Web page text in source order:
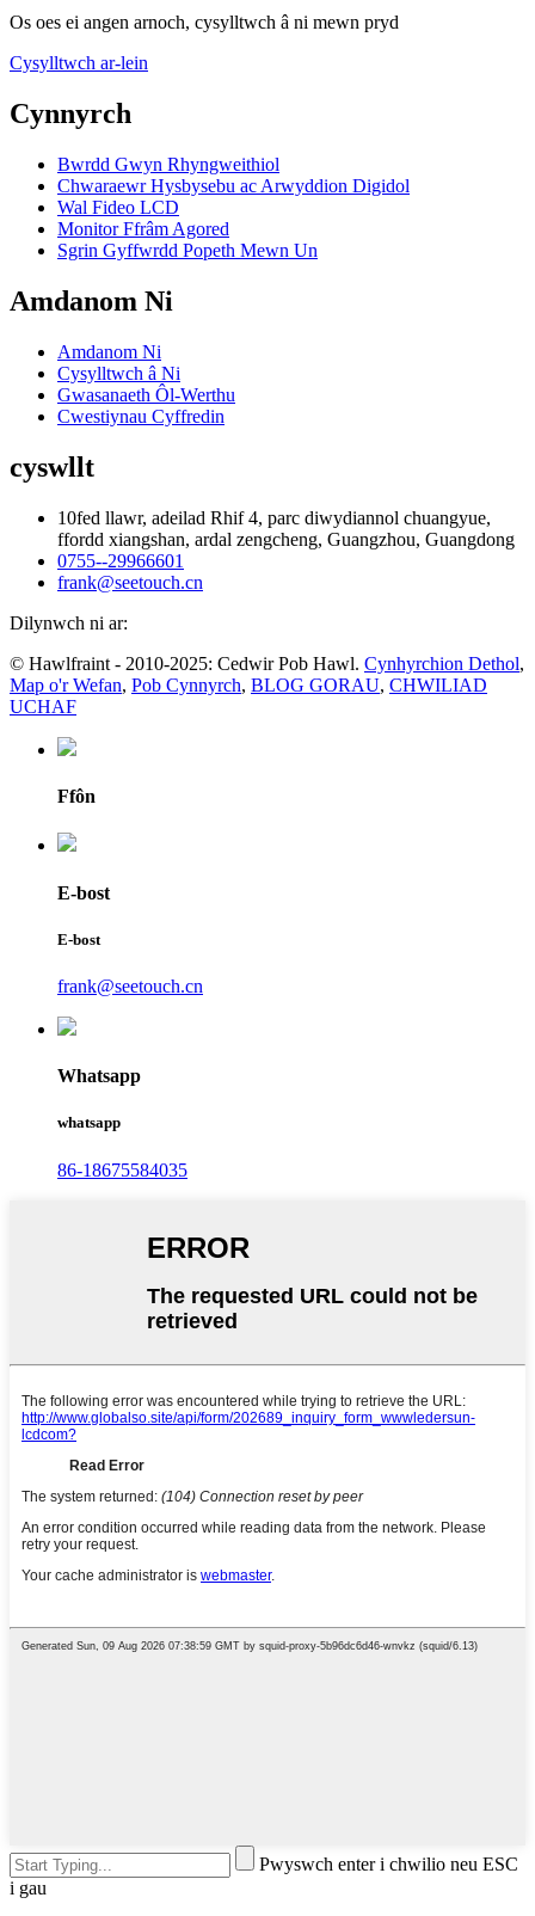
Os oes ei angen arnoch, cysylltwch â ni mewn pryd
Cysylltwch ar-lein
Cynnyrch
Bwrdd Gwyn Rhyngweithiol
Chwaraewr Hysbysebu ac Arwyddion Digidol
Wal Fideo LCD
Monitor Ffrâm Agored
Sgrin Gyffwrdd Popeth Mewn Un
Amdanom Ni
Amdanom Ni
Cysylltwch â Ni
Gwasanaeth Ôl-Werthu
Cwestiynau Cyffredin
cyswllt
10fed llawr, adeilad Rhif 4, parc diwydiannol chuangyue,
ffordd xiangshan, ardal zengcheng, Guangzhou, Guangdong
0755--29966601
frank@seetouch.cn
Dilynwch ni ar:
© Hawlfraint - 2010-2025: Cedwir Pob Hawl. Cynhyrchion Dethol,
Map o'r Wefan, Pob Cynnyrch, BLOG GORAU, CHWILIAD
UCHAF
Ffôn
E-bost
E-bost
frank@seetouch.cn
Whatsapp
whatsapp
86-18675584035
Pwyswch enter i chwilio neu ESC
i gau